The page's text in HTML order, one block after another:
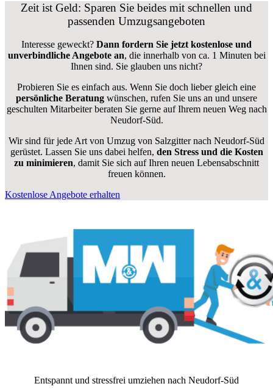
Zeit ist Geld: Sparen Sie beides mit schnellen und
passenden Umzugsangeboten
Interesse geweckt? Dann fordern Sie jetzt kostenlose und
unverbindliche Angebote an, die innerhalb von ca. 1 Minuten bei
Ihnen sind. Sie glauben uns nicht?
Probieren Sie es einfach aus. Wenn Sie doch lieber gleich eine
persönliche Beratung wünschen, rufen Sie uns an und unsere
geschulten Mitarbeiter beraten Sie gerne auf Ihrem neuen Weg nach
Neudorf-Süd.
Wir sind für jede Art von Umzug von Salzgitter nach Neudorf-Süd
gerüstet. Lassen Sie uns dabei helfen, den Stress und die Kosten
zu minimieren, damit Sie sich auf Ihren neuen Lebensabschnitt
freuen können.
Kostenlose Angebote erhalten
Entspannt und stressfrei umziehen nach Neudorf-Süd